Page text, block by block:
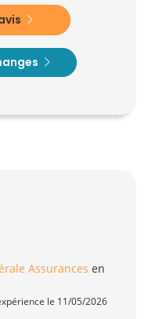
Assurances en
le 11/05/2026